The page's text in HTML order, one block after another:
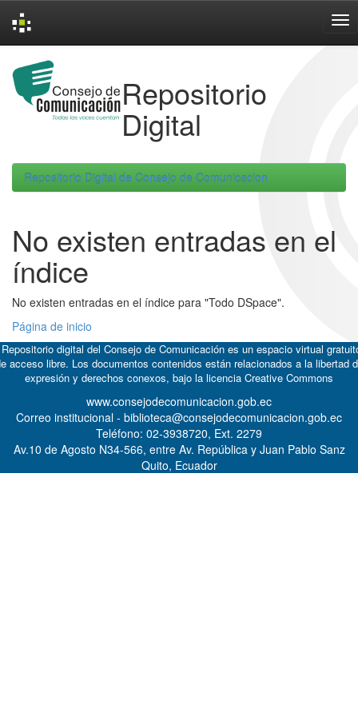
navigation
Repositorio
Digital
Repositorio Digital de Consejo de Comunicacion
No existen entradas en el
índice
No existen entradas en el índice para "Todo DSpace".
Página de inicio
digital del Consejo de Comunicación es un espacio virtual
acceso libre. Los documentos contenidos están relacionados a la libertad
expresión y derechos conexos, bajo la licencia Creative Commons
www.consejodecomunicacion.gob.ec
Correo institucional - biblioteca@consejodecomunicacion.gob.ec
Teléfono: 02-3938720, Ext. 2279
Av.10 de Agosto N34-566, entre Av. República y Juan Pablo Sanz
Quito, Ecuador